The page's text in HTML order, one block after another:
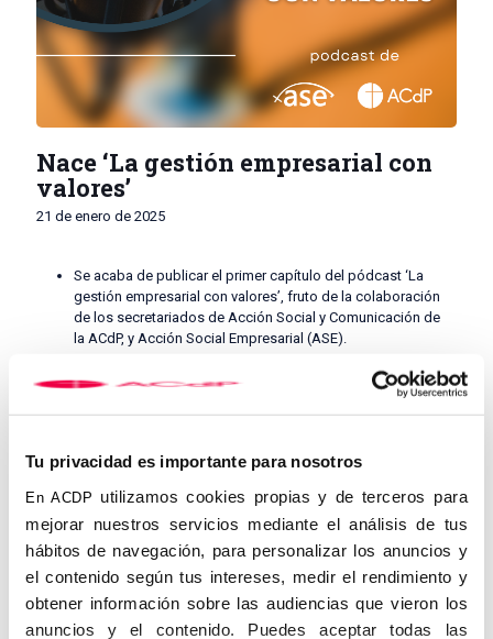
Tu privacidad es importante para nosotros
En ACDP utilizamos cookies propias y de terceros para
mejorar nuestros servicios mediante el análisis de tus
hábitos de navegación, para personalizar los anuncios y
el contenido según tus intereses, medir el rendimiento y
obtener información sobre las audiencias que vieron los
anuncios y el contenido. Puedes aceptar todas las
Nace ‘La gestión empresarial con
valores’
21 de enero de 2025
Se acaba de publicar el primer capítulo del pódcast ‘La
gestión empresarial con valores’, fruto de la colaboración
de los secretariados de Acción Social y Comunicación de
la ACdP, y Acción Social Empresarial (ASE).
En el primer capítulo se entrevista a José Antonio Trujillo
Martínez, director general de SAMU.
emprendedores, estudiantes universitarios y, en general,
a todos los interesados en conocer, de la mano de
experiencias, cómo es posible gestionar empresasde
acuerdo con las enseñanzas y valores de la Doctrina Social de la
Iglesia.
Empresarios y directivos de diferentes sectores conversan con
Ana Campos, directora y presentadora del pódcast, periodista y